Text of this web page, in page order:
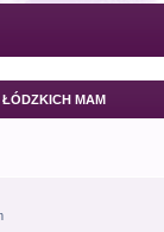
MAM